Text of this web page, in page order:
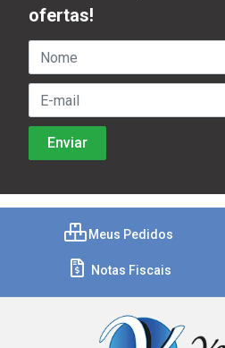
ofertas!
Meus Pedidos
Notas Fiscais